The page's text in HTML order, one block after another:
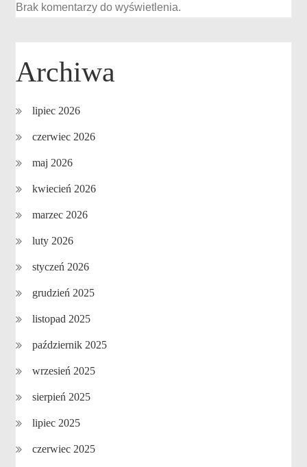
Brak komentarzy do wyświetlenia.
Archiwa
lipiec 2026
czerwiec 2026
maj 2026
kwiecień 2026
marzec 2026
luty 2026
styczeń 2026
grudzień 2025
listopad 2025
październik 2025
wrzesień 2025
sierpień 2025
lipiec 2025
czerwiec 2025